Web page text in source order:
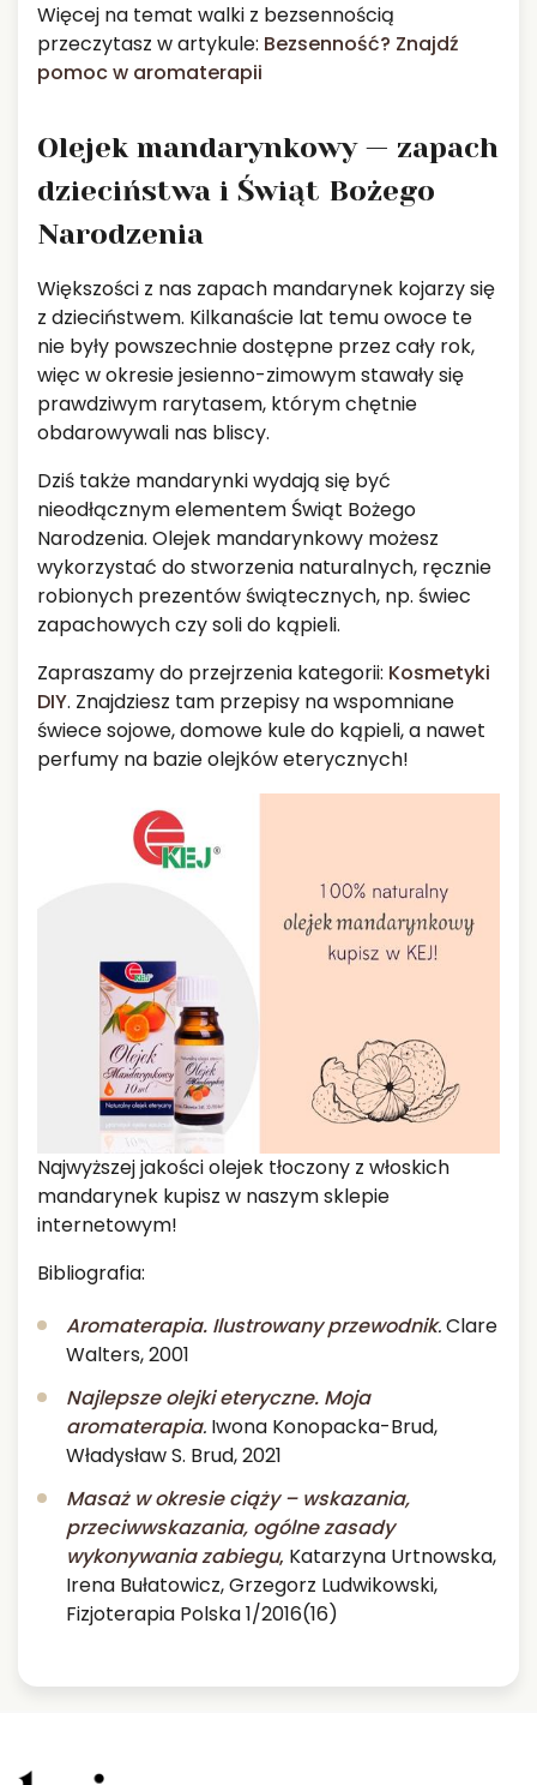
Więcej na temat walki z bezsennością
przeczytasz w artykule: Bezsenność? Znajdź
pomoc w aromaterapii
Olejek mandarynkowy — zapach
dzieciństwa i Świąt Bożego
Narodzenia
Większości z nas zapach mandarynek kojarzy się
z dzieciństwem. Kilkanaście lat temu owoce te
nie były powszechnie dostępne przez cały rok,
więc w okresie jesienno-zimowym stawały się
prawdziwym rarytasem, którym chętnie
obdarowywali nas bliscy.
Dziś także mandarynki wydają się być
nieodłącznym elementem Świąt Bożego
Narodzenia. Olejek mandarynkowy możesz
wykorzystać do stworzenia naturalnych, ręcznie
robionych prezentów świątecznych, np. świec
zapachowych czy soli do kąpieli.
Zapraszamy do przejrzenia kategorii: Kosmetyki
DIY. Znajdziesz tam przepisy na wspomniane
świece sojowe, domowe kule do kąpieli, a nawet
perfumy na bazie olejków eterycznych!
Najwyższej jakości olejek tłoczony z włoskich
mandarynek kupisz w naszym sklepie
internetowym!
Bibliografia:
Aromaterapia. Ilustrowany przewodnik.Clare
Walters, 2001
Najlepsze olejki eteryczne. Moja
aromaterapia. Iwona Konopacka-Brud,
Władysław S. Brud, 2021
Masaż w okresie ciąży – wskazania,
przeciwwskazania, ogólne zasady
wykonywania zabiegu, Katarzyna Urtnowska,
Irena Bułatowicz, Grzegorz Ludwikowski,
Fizjoterapia Polska 1/2016(16)